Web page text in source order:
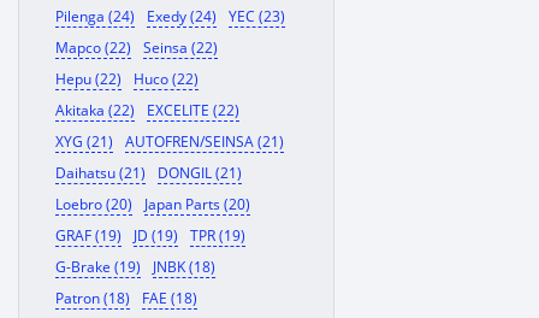
Pilenga (24)
Exedy (24)
YEC (23)
Mapco (22)
Seinsa (22)
Hepu (22)
Huco (22)
Akitaka (22)
EXCELITE (22)
XYG (21)
AUTOFREN/SEINSA (21)
Daihatsu (21)
DONGIL (21)
Loebro (20)
Japan Parts (20)
GRAF (19)
JD (19)
TPR (19)
G-Brake (19)
JNBK (18)
Patron (18)
FAE (18)